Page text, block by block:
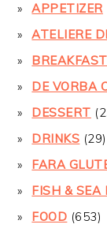
APPETIZER
ATELIERE
BREAKFAST
DE VORBA
DESSERT
DRINKS (29)
FARA
FISH & SEA
FOOD (653)